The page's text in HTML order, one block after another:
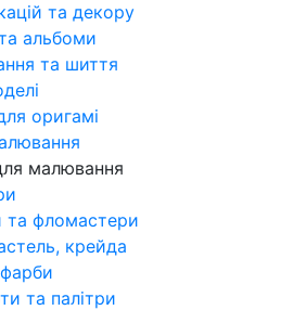
та декору
альбоми
та шиття
оригамі
малювання
та фломастери
крейда
та палітри